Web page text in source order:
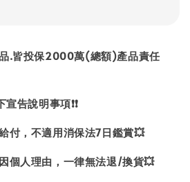
品.皆投保2000萬(總額)產品責任
告說明事項❗❗
付，不適用消保法7日鑑賞💥
個人理由，一律無法退/換貨💥